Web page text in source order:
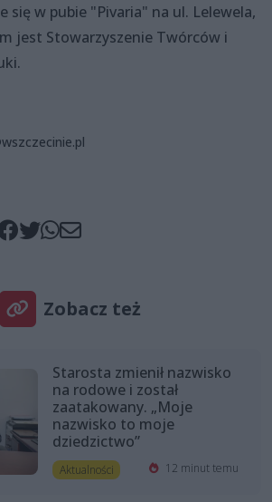
się w pubie "Pivaria" na ul. Lelewela,
jest Stowarzyszenie Twórców i
Zobacz też
Starosta zmienił nazwisko
na rodowe i został
zaatakowany. „Moje
nazwisko to moje
dziedzictwo”
Aktualności 12 minut temu